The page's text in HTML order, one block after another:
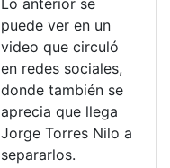
Lo anterior se
puede ver en un
video que circuló
en redes sociales,
donde también se
aprecia que llega
Jorge Torres Nilo a
separarlos.